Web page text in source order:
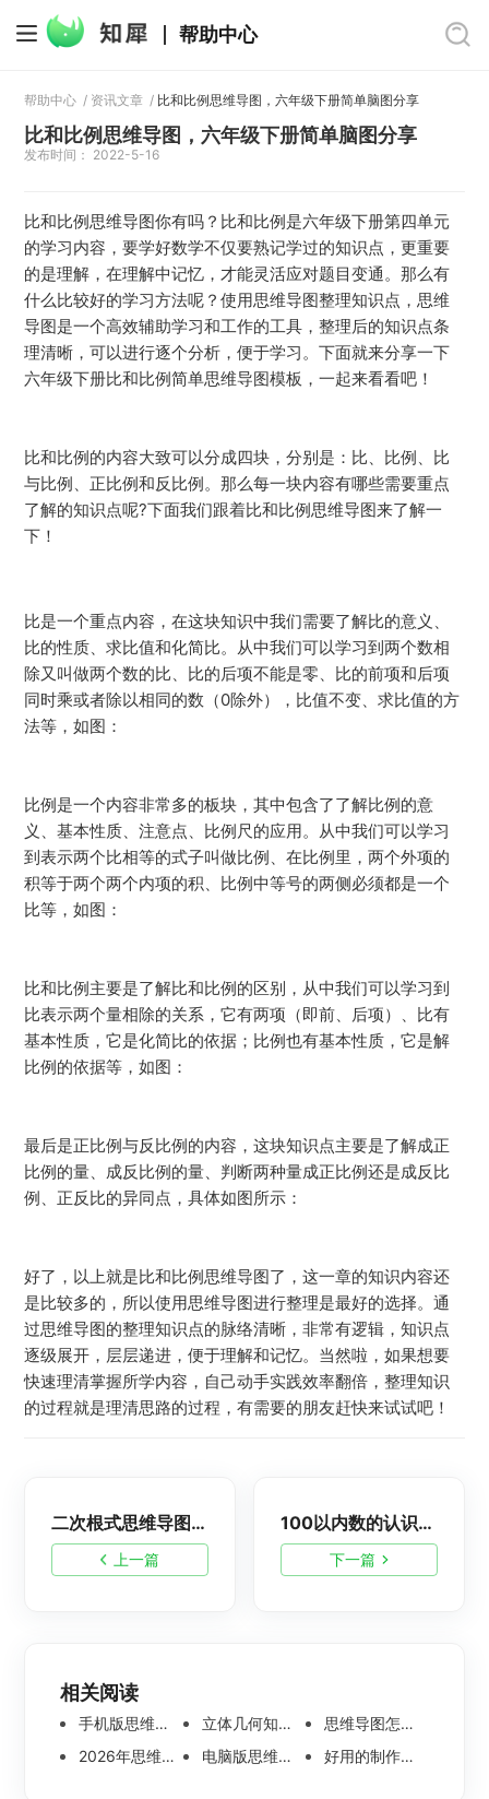
帮助中心
帮助中心 / 资讯文章 / 比和比例思维导图，六年级下册简单脑图分享
比和比例思维导图，六年级下册简单脑图分享
发布时间： 2022-5-16
比和比例思维导图你有吗？比和比例是六年级下册第四单元
的学习内容，要学好数学不仅要熟记学过的知识点，更重要
的是理解，在理解中记忆，才能灵活应对题目变通。那么有
什么比较好的学习方法呢？使用思维导图整理知识点，思维
导图是一个高效辅助学习和工作的工具，整理后的知识点条
理清晰，可以进行逐个分析，便于学习。下面就来分享一下
六年级下册比和比例简单思维导图模板，一起来看看吧！
比和比例的内容大致可以分成四块，分别是：比、比例、比
与比例、正比例和反比例。那么每一块内容有哪些需要重点
了解的知识点呢?下面我们跟着比和比例思维导图来了解一
下！
比是一个重点内容，在这块知识中我们需要了解比的意义、
比的性质、求比值和化简比。从中我们可以学习到两个数相
除又叫做两个数的比、比的后项不能是零、比的前项和后项
同时乘或者除以相同的数（0除外），比值不变、求比值的方
法等，如图：
比例是一个内容非常多的板块，其中包含了了解比例的意
义、基本性质、注意点、比例尺的应用。从中我们可以学习
到表示两个比相等的式子叫做比例、在比例里，两个外项的
积等于两个两个内项的积、比例中等号的两侧必须都是一个
比等，如图：
比和比例主要是了解比和比例的区别，从中我们可以学习到
比表示两个量相除的关系，它有两项（即前、后项）、比有
基本性质，它是化简比的依据；比例也有基本性质，它是解
比例的依据等，如图：
最后是正比例与反比例的内容，这块知识点主要是了解成正
比例的量、成反比例的量、判断两种量成正比例还是成反比
例、正反比的异同点，具体如图所示：
好了，以上就是比和比例思维导图了，这一章的知识内容还
是比较多的，所以使用思维导图进行整理是最好的选择。通
过思维导图的整理知识点的脉络清晰，非常有逻辑，知识点
逐级展开，层层递进，便于理解和记忆。当然啦，如果想要
快速理清掌握所学内容，自己动手实践效率翻倍，整理知识
的过程就是理清思路的过程，有需要的朋友赶快来试试吧！
上一篇
二次根式思维导图，初二思维导图分享
下一篇
100以内数的认识思维导图怎么画？一年级脑图分享
相关阅读
手机版思维导图软件哪个好 使用教程分享 立体几何知识点思维导图模板分享 思维导图怎么画
思维导图怎么画简单又漂亮 内附精美模板案例分享
2026年思维导图软件哪个好 最新免费思维导图软件测评
电脑版思维导图软件哪个好？可离线编辑的思维导图工具盘点 好用的制作思维导图软件有哪些？五款高分思维导图工具盘点